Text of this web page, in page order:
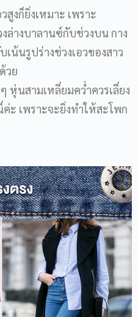
สูงก็ยิ่งเหมาะ เพราะ
ล่างบาลานซ์กับช่วงบน กาง
น้นรูปร่างช่วงเอวของสาว
วย
หุ่นสามเหลี่ยมคว่ำควรเลี่ยง
ะ เพราะจะยิ่งทำให้สะโพก